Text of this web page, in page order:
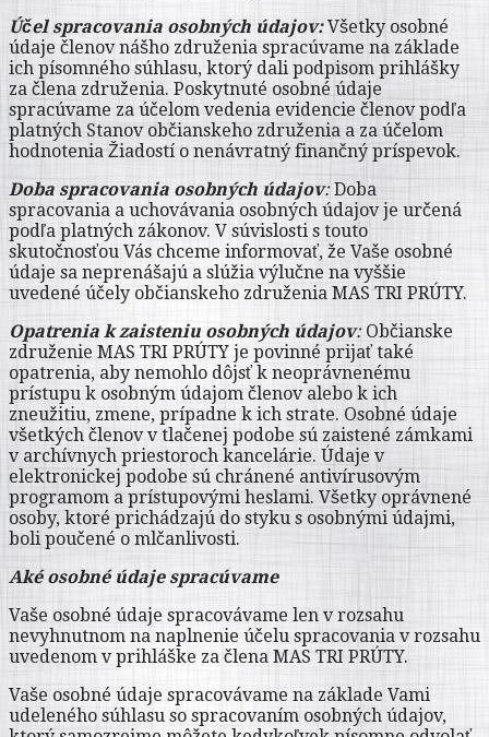
Účel spracovania osobných údajov:Všetky osobné
údaje členov nášho združenia spracúvame na základe
ich písomného súhlasu, ktorý dali podpisom prihlášky
za člena združenia. Poskytnuté osobné údaje
spracúvame za účelom vedenia evidencie členov podľa
platných Stanov občianskeho združenia a za účelom
hodnotenia Žiadostí o nenávratný finančný príspevok.
Doba spracovania osobných údajov:Doba
spracovania a uchovávania osobných údajov je určená
podľa platných zákonov. V súvislosti s touto
skutočnosťou Vás chceme informovať, že Vaše osobné
údaje sa neprenášajú a slúžia výlučne na vyššie
uvedené účely občianskeho združenia MAS TRI PRÚTY.
Opatrenia k zaisteniu osobných údajov:Občianske
združenie MAS TRI PRÚTY je povinné prijať také
opatrenia, aby nemohlo dôjsť k neoprávnenému
prístupu k osobným údajom členov alebo k ich
zneužitiu, zmene, prípadne k ich strate. Osobné údaje
všetkých členov v tlačenej podobe sú zaistené zámkami
v archívnych priestoroch kancelárie. Údaje v
elektronickej podobe sú chránené antivírusovým
programom a prístupovými heslami. Všetky oprávnené
osoby, ktoré prichádzajú do styku s osobnými údajmi,
boli poučené o mlčanlivosti.
Aké osobné údaje spracúvame
Vaše osobné údaje spracovávame len v rozsahu
nevyhnutnom na naplnenie účelu spracovania v rozsahu
uvedenom v prihláške za člena MAS TRI PRÚTY.
Vaše osobné údaje spracovávame na základe Vami
udeleného súhlasu so spracovaním osobných údajov,